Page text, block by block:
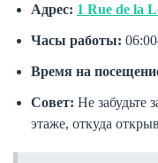
Адрес: 1 Rue de la
Часы работы:
Время на
Совет: Не забудьте
этаже, откуда